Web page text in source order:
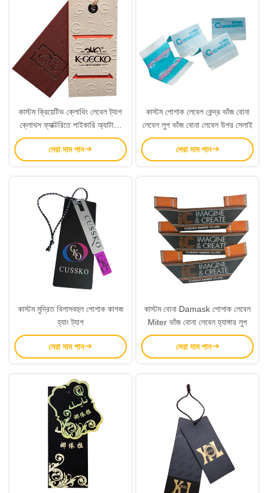
কাস্টম ক্রিয়েটিভ ক্লোথিং লেবেল ট্যাগ
ক্লোথস ফ্যাক্টরিতে পাইকারি অ্যাটাচিং
ট্যাগ
সেরা দাম পান
কাস্টম পোশাক লেবেল কেন্দ্র ভাঁজ বোনা
লেবেল লুপ ভাঁজ বোনা লেবেল উপর সেলাই
সেরা দাম পান
কাস্টম মুদ্রিত বিলাসবহুল পোশাক কাগজ
হ্যাং ট্যাগ
সেরা দাম পান
কাস্টম বোনা Damask পোশাক লেবেল
Miter ভাঁজ বোনা লেবেল হ্যাঙ্গার লুপ
সেরা দাম পান